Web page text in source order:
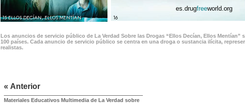
15 ELLOS DECÍAN, ELLOS MENTÍAN 16
es.drugfreeworld.org
Los anuncios de servicio público de La Verdad Sobre las Drogas “Ellos Decían, Ellos
100 países. Cada anuncio de servicio público se centra en una droga o sustancia ilícita,
realistas.
« Anterior
Materiales Educativos Multimedia de La Verdad sobre